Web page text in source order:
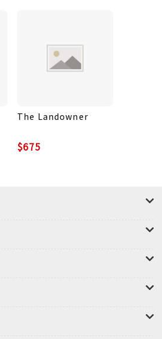
The Landowner
$675